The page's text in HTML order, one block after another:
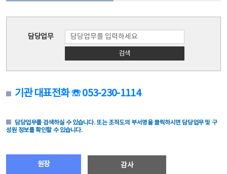
담당업무
검색
기관 대표전화 ☏ 053-230-1114
담당업무를 검색하실 수 있습니다. 또는 조직도의 부서명을 클릭하시면 담당업무 및 구
성원 정보를 확인할 수 있습니다.
원장 감사